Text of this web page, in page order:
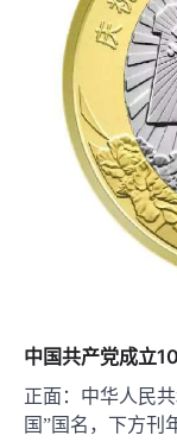
中国共产党成立
正面：中华人民
国”国名，下方刊